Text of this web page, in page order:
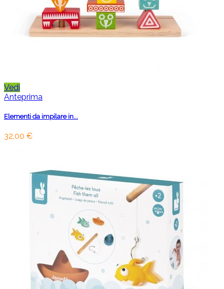
Vedi
Anteprima
Elementi da impilare in...
32,00 €